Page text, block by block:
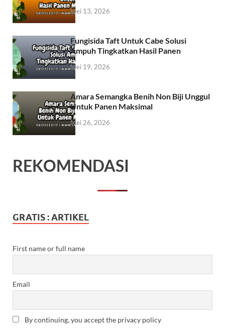
Mei 13, 2026
Fungisida Taft Untuk Cabe Solusi
Ampuh Tingkatkan Hasil Panen
Mei 19, 2026
Amara Semangka Benih Non Biji Unggul
Untuk Panen Maksimal
Mei 26, 2026
REKOMENDASI
GRATIS : ARTIKEL
First name or full name
Email
By continuing, you accept the privacy policy